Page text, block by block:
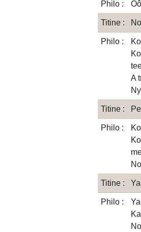
Philo :
Titine :
Philo :
A
Titine :
Philo :
Titine :
Philo :